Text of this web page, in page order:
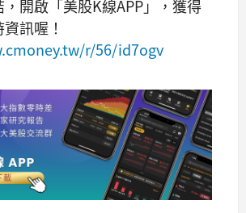
開啟「美股K線APP」，獲得
訊喔！
r/56/id7ogv